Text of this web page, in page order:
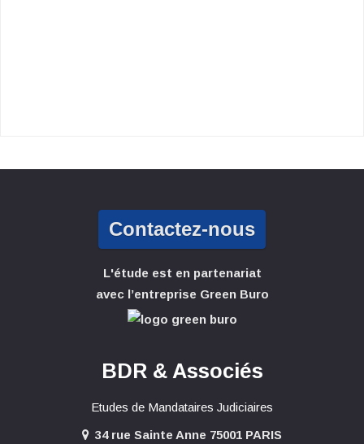
Contactez-nous
L'étude est en partenariat
avec l’entreprise Green Buro
BDR & Associés
Etudes de Mandataires Judiciaires
34 rue Sainte Anne 75001 PARIS